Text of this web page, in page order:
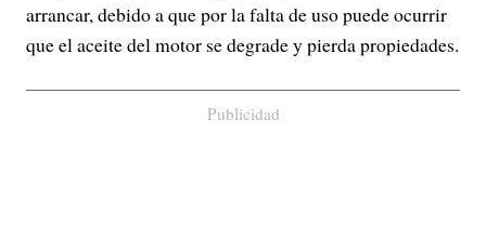
arrancar, debido a que por la falta de uso puede ocurrir
que el aceite del motor se degrade y pierda propiedades.
Publicidad